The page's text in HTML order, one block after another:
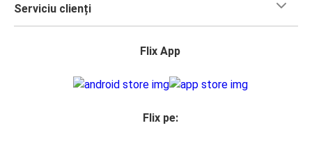
Serviciu clienți
Flix App
Flix pe: